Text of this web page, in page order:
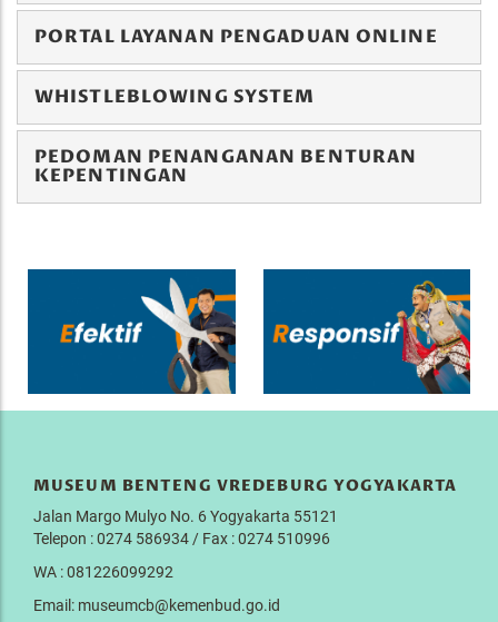
PORTAL LAYANAN PENGADUAN ONLINE
WHISTLEBLOWING SYSTEM
PEDOMAN PENANGANAN BENTURAN
KEPENTINGAN
MUSEUM BENTENG VREDEBURG YOGYAKARTA
Jalan Margo Mulyo No. 6 Yogyakarta 55121
Telepon : 0274 586934 / Fax : 0274 510996
WA : 081226099292
Email: museumcb@kemenbud.go.id